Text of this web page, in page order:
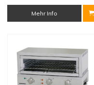
Mehr Info